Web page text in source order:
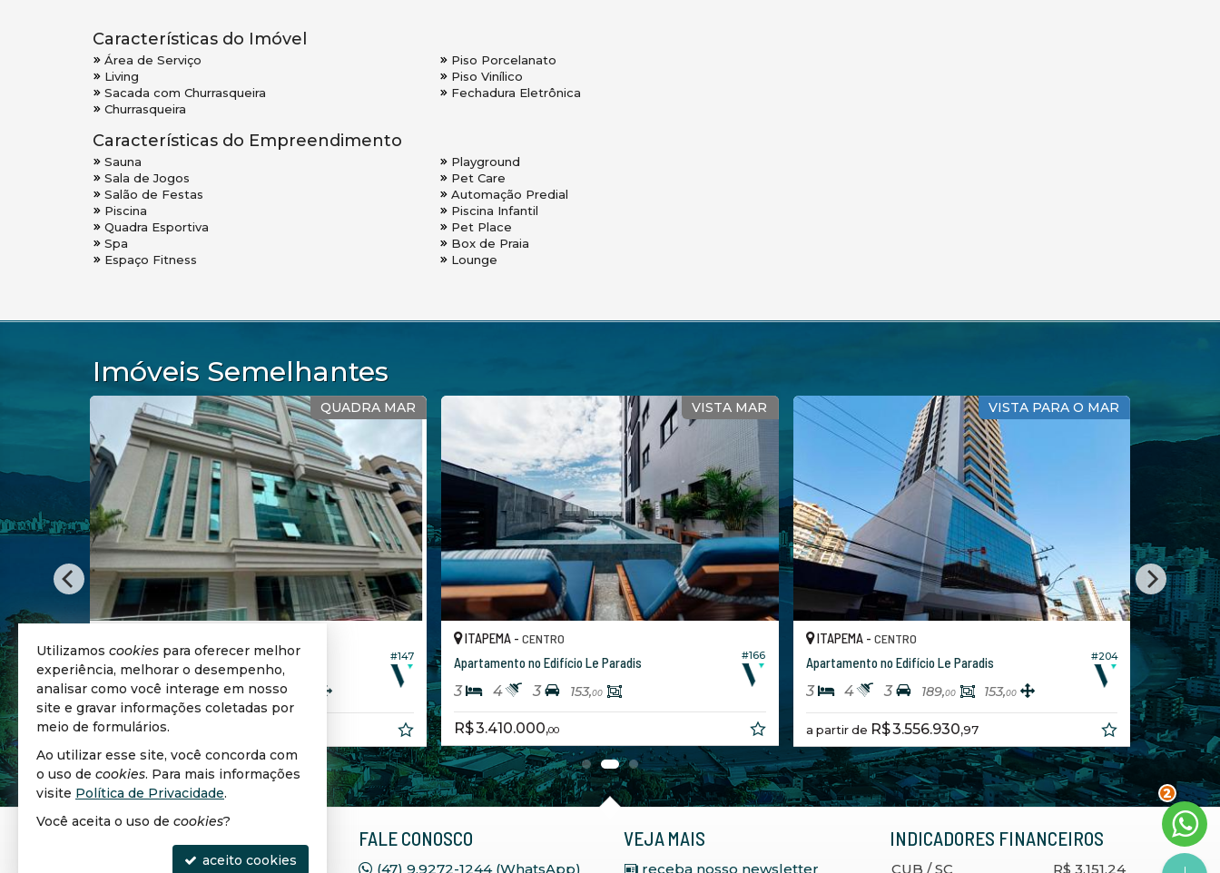
Características do Imóvel
Área de Serviço
Living
Sacada com Churrasqueira
Churrasqueira
Piso Porcelanato
Piso Vinílico
Fechadura Eletrônica
Características do Empreendimento
Sauna
Sala de Jogos
Salão de Festas
Piscina
Quadra Esportiva
Spa
Espaço Fitness
Playground
Pet Care
Automação Predial
Piscina Infantil
Pet Place
Box de Praia
Lounge
Imóveis Semelhantes
#113
QUADRA MAR
Apartamento no Edifício Brisa do Mar
4 5 3 215,00 194,00
R$ 3.890.000,
VISTA MAR
ITAPEMA -CENTRO
Apartamento no Edifício Le Paradis
3 4 3 153, 00
R$ 3.410.000,00
VISTA PARA O MAR
#204
ITAPEMA -CENTRO
Apartamento no Edifício Le Paradis
4 3 189, 00 153, 00
a partir deR$ 3.556.930,97
ITAPEMA -
Apartamento
3 4 2
R$
SELECIONADOS
FALE CONOSCO
(47) 9.9272-1244 (WhatsApp)
VEJA MAIS
receba nosso newsletter
INDICADORES FINANCEIROS
CUB /SC R$ 3.151,24
2
Utilizamos cookies para oferecer melhor
experiência, melhorar o desempenho,
analisar como você interage em nosso
site e gravar informações coletadas por
meio de formulários.
Ao utilizar esse site, você concorda com
o uso de cookies. Para mais informações
visite Política de Privacidade.
Você aceita o uso de cookies?
aceito cookies